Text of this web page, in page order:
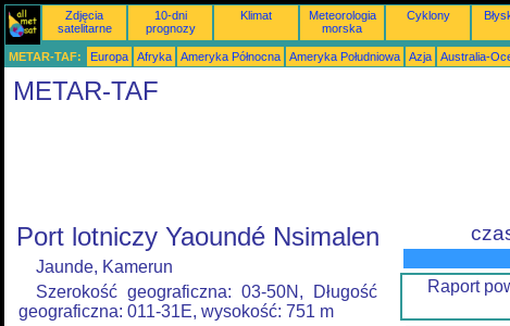
Zdjęcia
satelitarne
10-dni
prognozy
Klimat
Meteorologia
morska
Cyklony
METAR-TAF: Europa Afryka Ameryka Północna Ameryka Południowa Azja Australia-
METAR-TAF
Port lotniczy Yaoundé Nsimalen
Jaunde, Kamerun
Szerokość geograficzna: 03-50N, Długość
geograficzna: 011-31E, wysokość: 751 m
Raport